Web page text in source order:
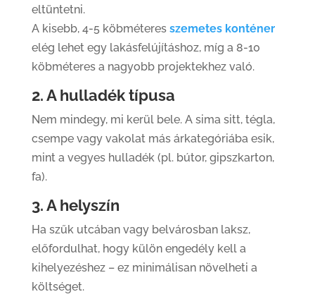
eltüntetni.
A kisebb, 4-5 köbméteres szemetes konténer
elég lehet egy lakásfelújításhoz, míg a 8-10
köbméteres a nagyobb projektekhez való.
2. A hulladék típusa
Nem mindegy, mi kerül bele. A sima sitt, tégla,
csempe vagy vakolat más árkategóriába esik,
mint a vegyes hulladék (pl. bútor, gipszkarton,
fa).
3. A helyszín
Ha szűk utcában vagy belvárosban laksz,
előfordulhat, hogy külön engedély kell a
kihelyezéshez – ez minimálisan növelheti a
költséget.